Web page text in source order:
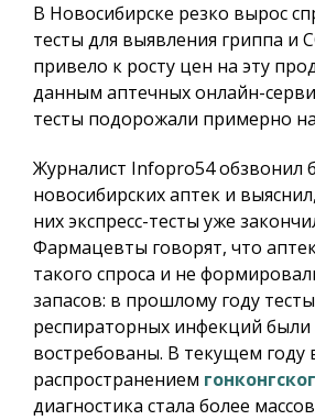
В Новосибирске резко вырос
тесты для выявления гриппа и
привело к росту цен на эту
данным аптечных онлайн-
тесты подорожали примерно
Журналист Infopro54обзвонил
новосибирских аптек и
них экспресс-тесты уже
Фармацевты говорят, что
такого спроса и не
запасов: в прошлому году
респираторных инфекций были
востребованы. В текущем году
распространением
диагностика стала более